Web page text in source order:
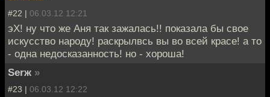
#22 | 06.03.12 12:21
эХ! ну что же Аня так зажалась!! показала бы свое
искусство народу! раскрылвсь вы во всей красе! а то
- одна недосказанность! но - хороша!
Serж »
#23 | 06.03.12 12:22